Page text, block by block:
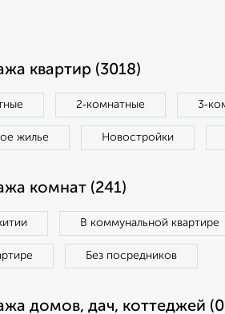
квартир (3018)
2‑комнатные
жилье Новостройки
комнат (241)
В коммунальной квартире
Без посредников
домов, дач, коттеджей